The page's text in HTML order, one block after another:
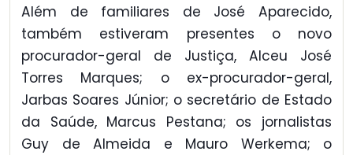
Além de familiares de José Aparecido,
também estiveram presentes o novo
procurador-geral de Justiça, Alceu José
Torres Marques; o ex-procurador-geral,
Jarbas Soares Júnior; o secretário de Estado
da Saúde, Marcus Pestana; os jornalistas
Guy de Almeida e Mauro Werkema; o